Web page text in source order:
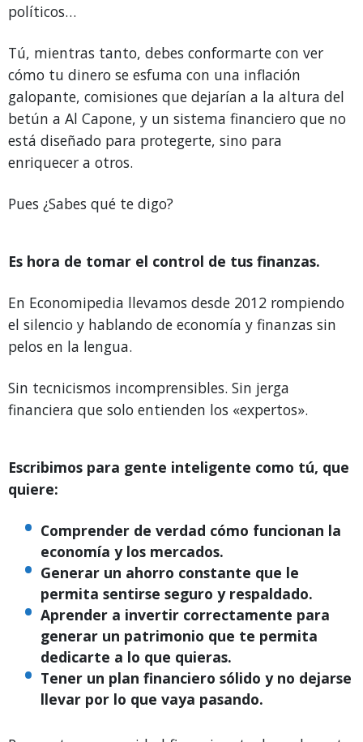
políticos…
Tú, mientras tanto, debes conformarte con ver
cómo tu dinero se esfuma con una inflación
galopante, comisiones que dejarían a la altura del
betún a Al Capone, y un sistema financiero que no
está diseñado para protegerte, sino para
enriquecer a otros.
Pues ¿Sabes qué te digo?
Es hora de tomar el control de tus finanzas.
En Economipedia llevamos desde 2012 rompiendo
el silencio y hablando de economía y finanzas sin
pelos en la lengua.
Sin tecnicismos incomprensibles. Sin jerga
financiera que solo entienden los «expertos».
Escribimos para gente inteligente como tú, que
quiere:
Comprender de verdad cómo funcionan la
economía y los mercados.
Generar un ahorro constante que le
permita sentirse seguro y respaldado.
Aprender a invertir correctamente para
generar un patrimonio que te permita
dedicarte a lo que quieras.
Tener un plan financiero sólido y no dejarse
llevar por lo que vaya pasando.